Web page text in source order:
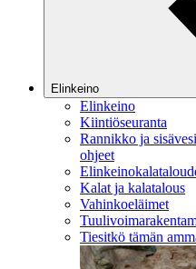
Elinkeino
Elinkeino
Kiintiöseuranta
Rannikko ja
ohjeet
Kalat ja kalatalous
Vahinkoeläimet
Tiesitkö tämän